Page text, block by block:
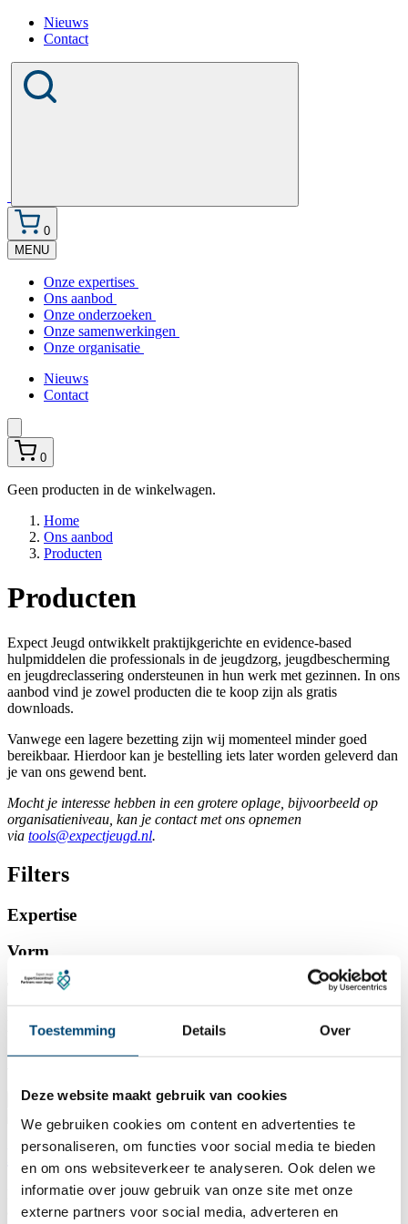
Toestemming Details Over
Deze website maakt gebruik van cookies
We gebruiken cookies om content en advertenties te
personaliseren, om functies voor social media te bieden
en om ons websiteverkeer te analyseren. Ook delen we
informatie over jouw gebruik van onze site met onze
externe partners voor social media, adverteren en
Nieuws
Contact
0
MENU
Onze expertises
Ons aanbod
Onze onderzoeken
Onze samenwerkingen
Onze organisatie
Nieuws
Contact
0
Geen producten in de winkelwagen.
Home
Ons aanbod
Producten
Producten
Expect Jeugd ontwikkelt praktijkgerichte en evidence-based
hulpmiddelen die professionals in de jeugdzorg, jeugdbescherming
en jeugdreclassering ondersteunen in hun werk met gezinnen. In ons
aanbod vind je zowel producten die te koop zijn als gratis
downloads.
Vanwege een lagere bezetting zijn wij momenteel minder goed
bereikbaar. Hierdoor kan je bestelling iets later worden geleverd dan
je van ons gewend bent.
Mocht je interesse hebben in een grotere oplage, bijvoorbeeld op
organisatieniveau, kan je contact met ons opnemen
via tools@expectjeugd.nl.
Filters
Expertise
Vorm
Type tool
Kosten
Archief
Reset filters
Praatplaat Opvoeden
Met de praatplaat kunnen jeugdzorgprofessionals open het gesprek
aangaan met ouders over opvoeden. In de tool zijn de 14